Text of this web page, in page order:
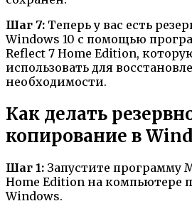
Шаг 7: Теперь у вас есть
Windows 10 с помощью
Reflect 7 Home Edition,
использовать для
необходимости.
Как делать
копирование в
Шаг 1: Запустите программу
Home Edition на компьютере
Windows.